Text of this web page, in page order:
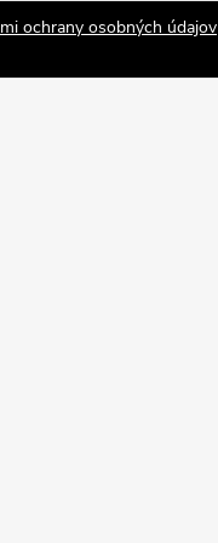
ochrany osobných údajov